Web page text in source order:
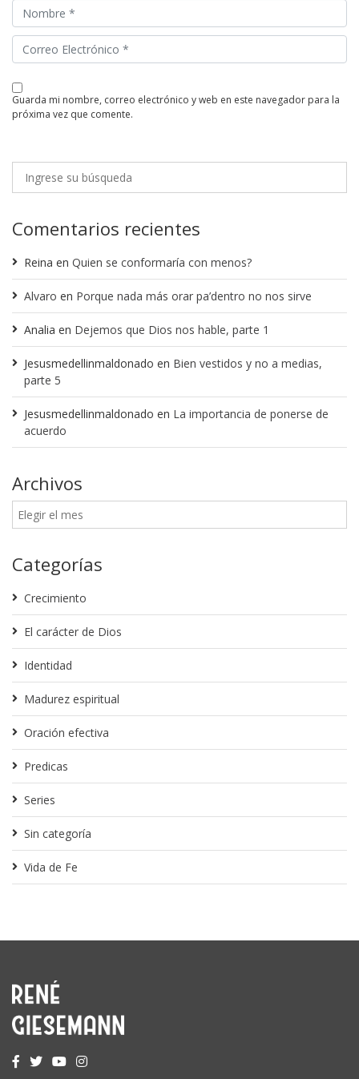
guarda mi nombre, correo electrónico y web en este navegador para la
próxima vez que comente.
Comentarios recientes
Reina en Quien se conformaría con menos?
Alvaro en Porque nada más orar pa’dentro no nos sirve
Analia en Dejemos que Dios nos hable, parte 1
Jesusmedellinmaldonado en Bien vestidos y no a medias,
parte 5
Jesusmedellinmaldonado en La importancia de ponerse de
acuerdo
Archivos
Categorías
Crecimiento
El carácter de Dios
Identidad
Madurez espiritual
Oración efectiva
Predicas
Series
Sin categoría
Vida de Fe